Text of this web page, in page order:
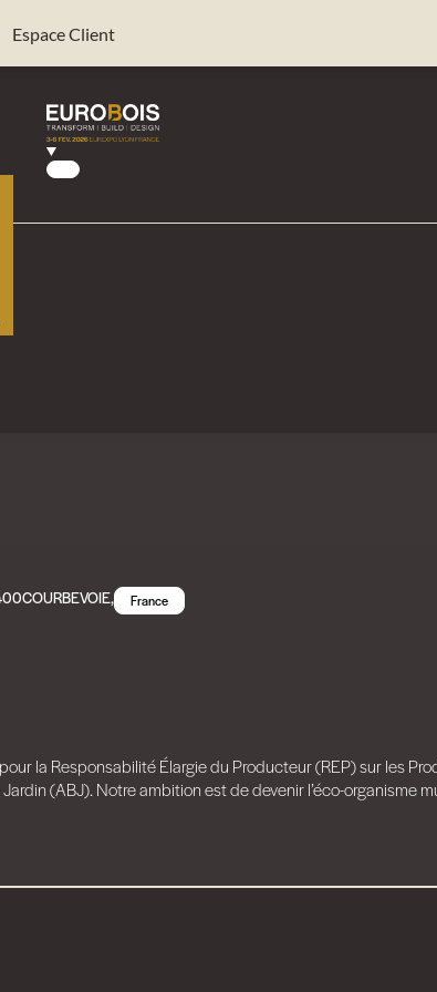
Espace Client
COURBEVOIE, France
la Responsabilité Élargie du Producteur (REP) sur les
(ABJ). Notre ambition est de devenir l’éco-organisme